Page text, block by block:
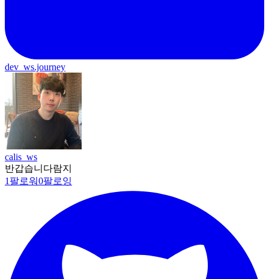
dev_ws.journey
calis_ws
반갑습니다람지
1 팔로워0팔로잉